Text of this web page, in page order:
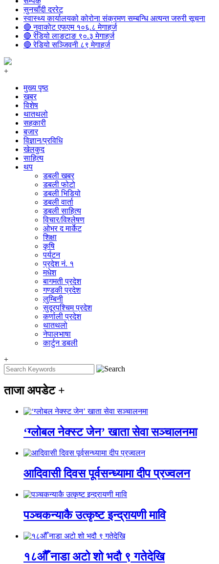
सुनचाँदी दररेट
स्वास्थ्य कार्यालयको कोरोना संक्रमण सम्बन्धि अत्यन्त जरुरी सूचना
🔴 नुवाकोट एफएम १०६.८ मेगाहर्ज
🔴 रेडियो लाङटाङ ९०.३ मेगाहर्ज
🔴 रेडियो सञ्जिवनी ८९ मेगाहर्ज
+
मुख्य पृष्ठ
खबर
विशेष
थातथलो
सहकारी
बजार
विज्ञान/प्रविधि
खेलकुद
साहित्य
थप
डबली खबर
डबली फोटो
डबली भिडियो
डबली वार्ता
डबली साहित्य
विचार/विश्‍लेषण
ओभर द मार्केट
शिक्षा
कृषि
पर्यटन
प्रदेश नं. १
मधेश
बागमती प्रदेश
गण्डकी प्रदेश
लुम्बिनी
सुदूरपश्चिम प्रदेश
कर्णाली प्रदेश
थातथलो
नेपालभाषा
कार्टुन डबली
+
ताजा अपडेट +
‘ग्लोबल नेक्स्ट जेन’ खाता सेवा सञ्चालनमा
आदिवासी दिवस पूर्वसन्ध्यामा दीप प्रज्वलन
पञ्चकन्याकै उत्कृष्ट इन्द्रायणी मावि
१८औँ नाडा अटो शो भदौ ९ गतेदेखि